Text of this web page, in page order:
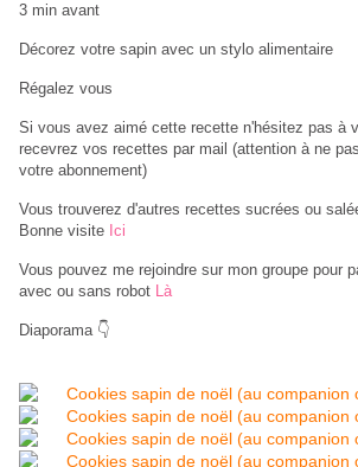
3 min avant
Décorez votre sapin avec un stylo alimentaire
Régalez vous
Si vous avez aimé cette recette n'hésitez pas à
recevrez vos recettes par mail (attention à ne
votre abonnement)
Vous trouverez d'autres recettes sucrées ou
Bonne visite Ici
Vous pouvez me rejoindre sur mon groupe pour
avec ou sans robot Là
Diaporama 👇